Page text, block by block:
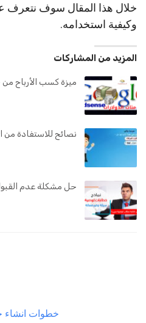
خلال هذا المقال سوف نتعرف
وكيفية استخدامه.
المزيد من المشاركات
ميزة كسب الأرباح
نصائح للاستفادة
حل مشكلة عدم
خطوات